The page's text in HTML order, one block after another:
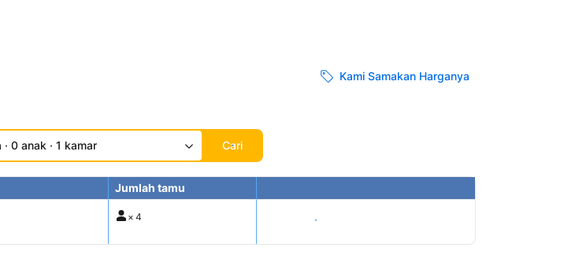
Kami Samakan Harganya
0 anak · 1 kamar Cari
Jumlah tamu
× 4 Tampilkan harga